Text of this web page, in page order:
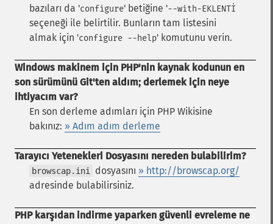
bazıları da 'configure' betiğine '--with-EKLENTİ
seçeneği ile belirtilir. Bunların tam listesini
almak için 'configure --help' komutunu verin.
Windows makinem için PHP'nin kaynak kodunun en
son sürümünü Git'ten aldım; derlemek için neye
ihtiyacım var?
En son derleme adımları için PHP Wikisine
bakınız: » Adım adım derleme
Tarayıcı Yetenekleri Dosyasını nereden bulabilirim?
browscap.ini dosyasını » http://browscap.org/
adresinde bulabilirsiniz.
PHP karşıdan indirme yaparken güvenli evreleme ne